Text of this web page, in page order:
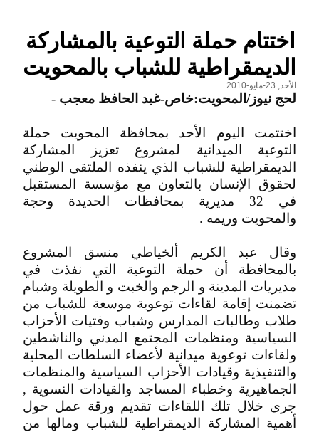
اختتام حملة التوعية بالمشاركة
الديمقراطية للشباب بالمحويت
الأحد, 23-مايو-2010
لحج نيوز/المحويت:خاص-غبد الحافظ معجب -
اختتمت اليوم الأحد بمحافظة المحويت حملة
التوعية الميدانية لمشروع تعزيز المشاركة
الديمقراطية للشباب الذي ينفذه الملتقى الوطني
لحقوق الإنسان بالتعاون مع مؤسسة المستقبل
في 32 مديرية بمحافظات الحديدة وحجة
والمحويت وريمه .
وقال عبد الكريم ألخياطي منسق المشروع
بالمحافظة أن حملة التوعية التي نفذت في
مديريات المدينة و الرجم والخبت و الطويلة وشبام
تضمنت إقامة لقاءات توعوية موسعة للشباب من
طلاب وطالبات المدارس وشباب وفتيات الأحزاب
السياسية ومنظمات المجتمع المدني والناشطين
ولقاءات توعوية ميدانية لأعضاء السلطات المحلية
والتنفيذية وقيادات الأحزاب السياسية والمنظمات
الجماهيرية وخطباء المساجد والقيادات النسوية ,
جرى خلال تلك اللقاءات تقديم ورقة عمل حول
أهمية المشاركة الديمقراطية للشباب ومالها من